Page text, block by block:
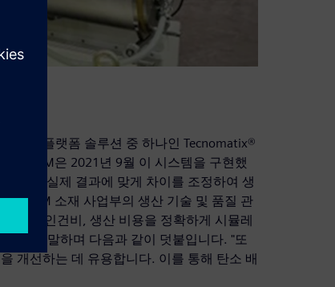
니스 플랫폼 솔루션 중 하나인 Tecnomatix®
다. HCM은 2021년 9월 이 시스템을 구현했
하고 실제 결과에 맞게 차이를 조정하여 생
. HCM 소재 사업부의 생산 기술 및 품질 관
소비, 인건비, 생산 비용을 정확하게 시뮬레
."라고 말하며 다음과 같이 덧붙입니다. "또
개선하는 데 유용합니다. 이를 통해 탄소 배